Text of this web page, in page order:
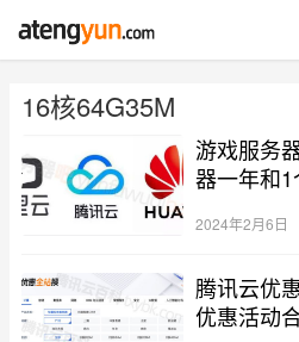
16核64G35M
游戏服务
器一年和
2024年2月6日
腾讯云优
优惠活动